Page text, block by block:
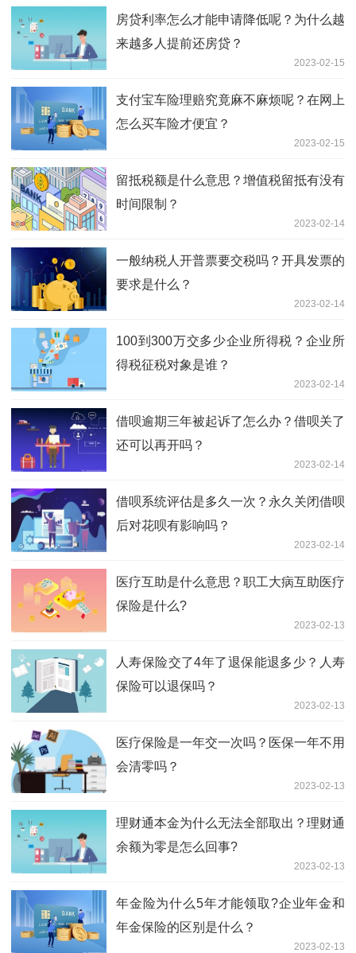
房贷利率怎么才能申请降低呢？为什么越
来越多人提前还房贷？
2023-02-15
支付宝车险理赔究竟麻不麻烦呢？在网上
怎么买车险才便宜？
2023-02-15
留抵税额是什么意思？增值税留抵有没有
时间限制？
2023-02-14
一般纳税人开普票要交税吗？开具发票的
要求是什么？
2023-02-14
100到300万交多少企业所得税？企业所
得税征税对象是谁？
2023-02-14
借呗逾期三年被起诉了怎么办？借呗关了
还可以再开吗？
2023-02-14
借呗系统评估是多久一次？永久关闭借呗
后对花呗有影响吗？
2023-02-14
医疗互助是什么意思？职工大病互助医疗
保险是什么?
2023-02-13
人寿保险交了4年了退保能退多少？人寿
保险可以退保吗？
2023-02-13
医疗保险是一年交一次吗？医保一年不用
会清零吗？
2023-02-13
理财通本金为什么无法全部取出？理财通
余额为零是怎么回事?
2023-02-13
年金险为什么5年才能领取?企业年金和
年金保险的区别是什么？
2023-02-13